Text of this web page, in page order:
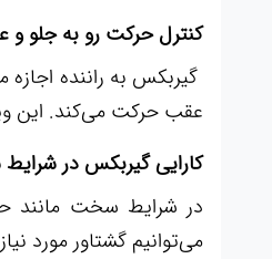
کنترل حرکت رو به جلو
گیربکس به راننده
عقب حرکت می‌کند. این
کارایی گیربکس در
در شرایط سخت مانند
می‌توانیم گشتاور مورد